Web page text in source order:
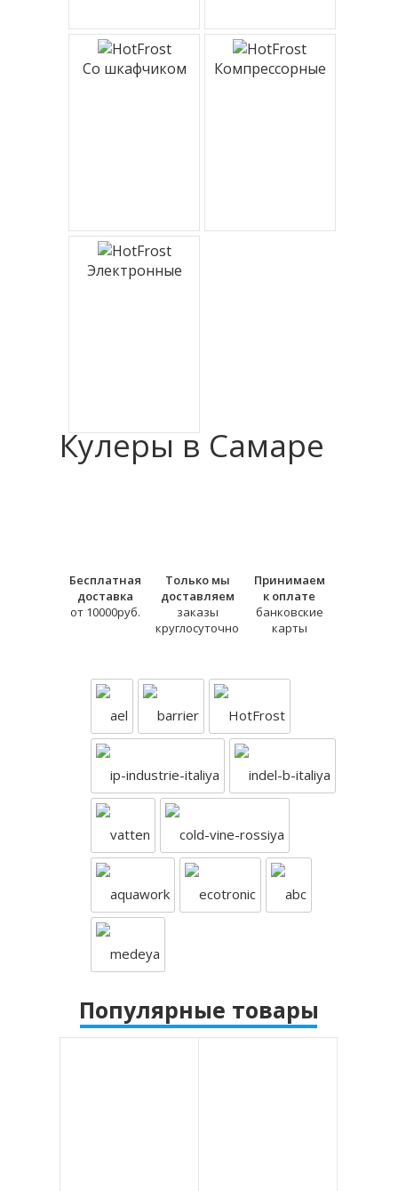
Кулеры в Самаре
Бесплатная
доставка
от 10000руб.
Только мы
доставляем
заказы
круглосуточно
Принимаем
к оплате
банковские
карты
Со шкафчиком Компрессорные
Электронные
Популярные товары